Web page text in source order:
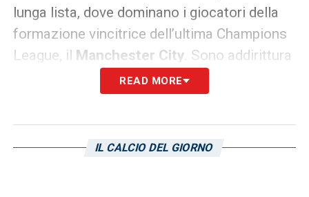
lunga lista, dove dominano i giocatori della
formazione vincitrice dell’ultima Champions
League, il Manchester City. Sono addirittura
sei i candidati guidati daPep Guardiola
Compare anche un exCagliari, nonché unico
Questa la lista dei trenta candidati al Pallon
READ MORE
IL CALCIO DEL GIORNO